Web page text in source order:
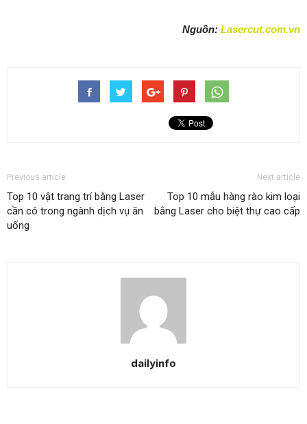
Nguồn: Lasercut.com.vn
Previous article
Top 10 vật trang trí bằng Laser
cần có trong ngành dịch vụ ăn
uống
Next article
Top 10 mẫu hàng rào kim loại
bằng Laser cho biệt thự cao cấp
dailyinfo